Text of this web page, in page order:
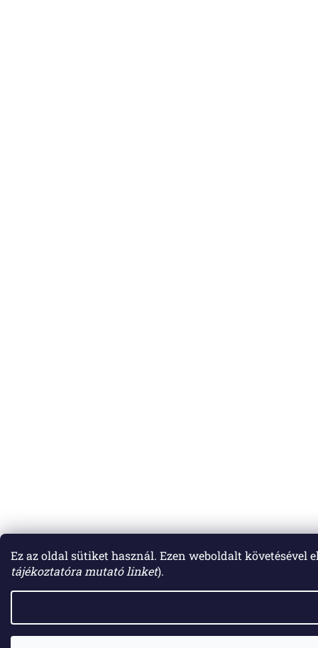
Ez az oldal sütiket használ. Ezen weboldalt követésével
tájékoztatóra mutató linket).